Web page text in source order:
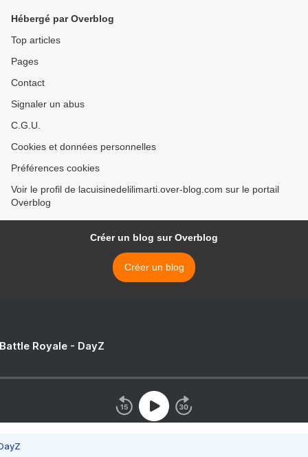
Hébergé par Overblog
Top articles
Pages
Contact
Signaler un abus
C.G.U.
Cookies et données personnelles
Préférences cookies
Voir le profil de lacuisinedelilimarti.over-blog.com sur le portail
Overblog
Créer un blog sur Overblog
Créer un blog
Royale - DayZ